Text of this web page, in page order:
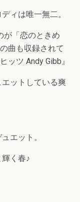
ィは唯一無二。
が「恋のときめ
曲も収録されて
ッツ Andy Gibb』
ットしている爽
エット。
く春♪